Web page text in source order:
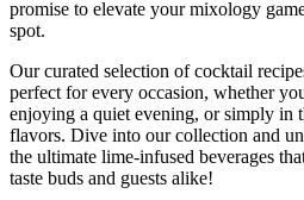
promise to elevate your mixology
spot.
Our curated selection of cocktail
perfect for every occasion, whether
enjoying a quiet evening, or simply in
flavors. Dive into our collection and
the ultimate lime-infused beverages
taste buds and guests alike!